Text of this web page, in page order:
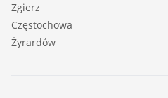
Zgierz
Częstochowa
Żyrardów